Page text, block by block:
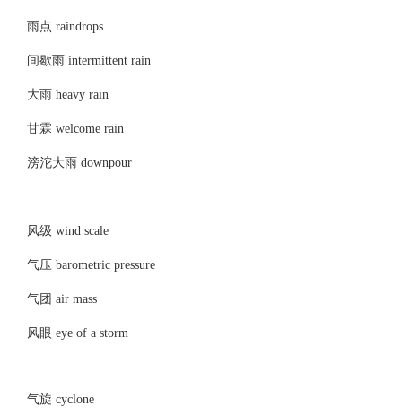
雨点 raindrops
间歇雨 intermittent rain
大雨 heavy rain
甘霖 welcome rain
滂沱大雨 downpour
风级 wind scale
气压 barometric pressure
气团 air mass
风眼 eye of a storm
气旋 cyclone